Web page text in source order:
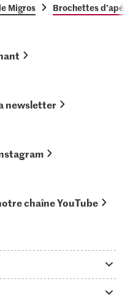
Migros Brochettes
newsletter
chaîne YouTube